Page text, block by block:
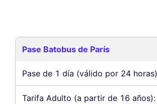
Pase Batobus de París
Pase de 1 día (válido por 24 horas)
Tarifa Adulto (a partir de 16 años):